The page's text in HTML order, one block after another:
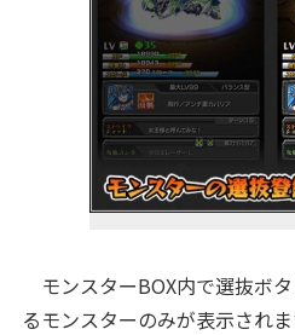
モンスターBOX内で選抜ボ
るモンスターのみが表示され